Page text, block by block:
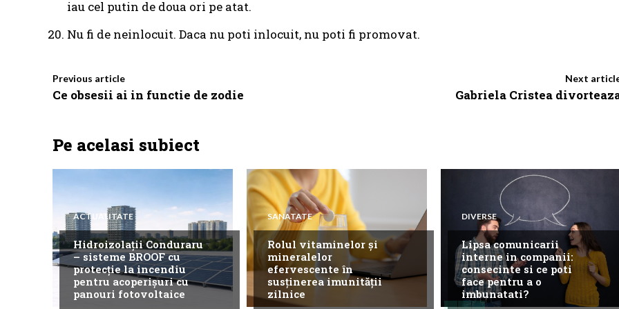
iau cel putin de doua ori pe atat.
Nu fi de neinlocuit. Daca nu poti inlocuit, nu poti fi promovat.
Previous article
Ce obsesii ai in functie de zodie
Next
Gabriela Cristea
Pe acelasi subiect
ACTUALITATE
Hidroizolații Conduraru
– sisteme BROOF cu
protecție la incendiu
pentru acoperișuri cu
panouri fotovoltaice
SANATATE
Rolul vitaminelor și
mineralelor
efervescente în
susținerea imunității
zilnice
DIVERSE
Lipsa comunicarii
interne in companii:
consecinte si ce poti
face pentru a o
imbunatati?